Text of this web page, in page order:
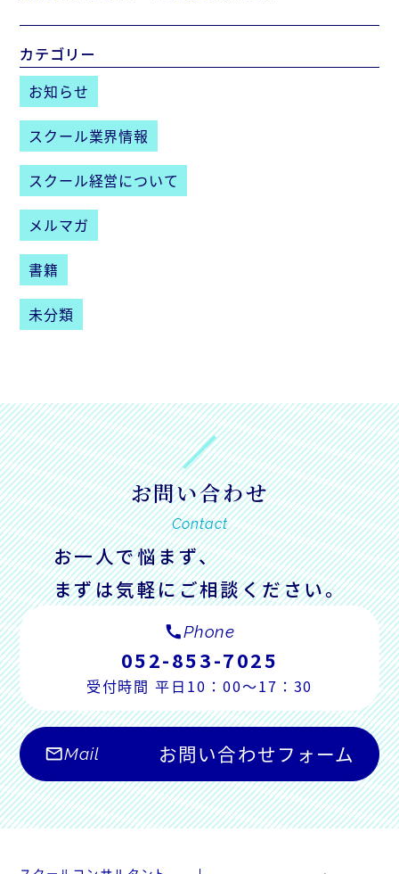
カテゴリー
お知らせ
スクール業界情報
スクール経営について
メルマガ
書籍
未分類
お問い合わせ
Contact
お一人で悩まず、
まずは気軽にご相談ください。
callPhone
052-853-7025
受付時間 平日10：00～17：30
mail_outlineMail お問い合わせフォーム